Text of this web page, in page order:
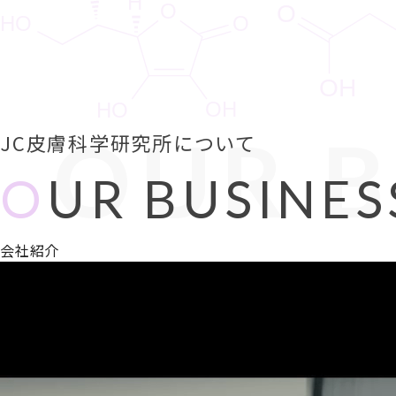
JC皮膚科学研究所について
OUR
O UR
会社紹介